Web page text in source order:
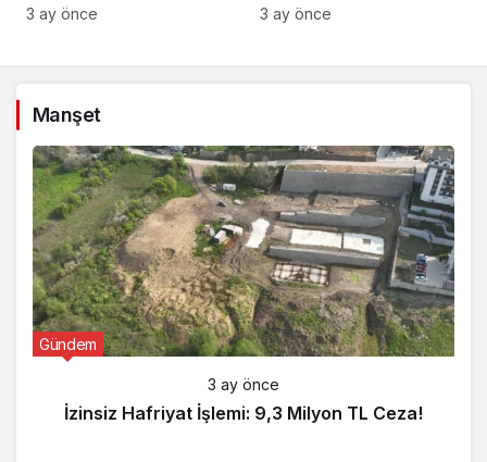
Gözaltı!
3 ay önce 3 ay önce
Manşet
Gündem
3 ay önce
İzinsiz Hafriyat İşlemi: 9,3 Milyon TL Ceza!